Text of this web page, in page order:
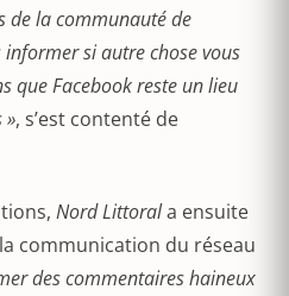
de la communauté de
si autre chose vous
que Facebook reste un lieu
», s’est contenté de
Nord Littorala ensuite
communication du réseau
des commentaires haineux